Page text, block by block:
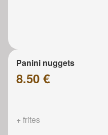
Panini nuggets
8.50 €
+ frites